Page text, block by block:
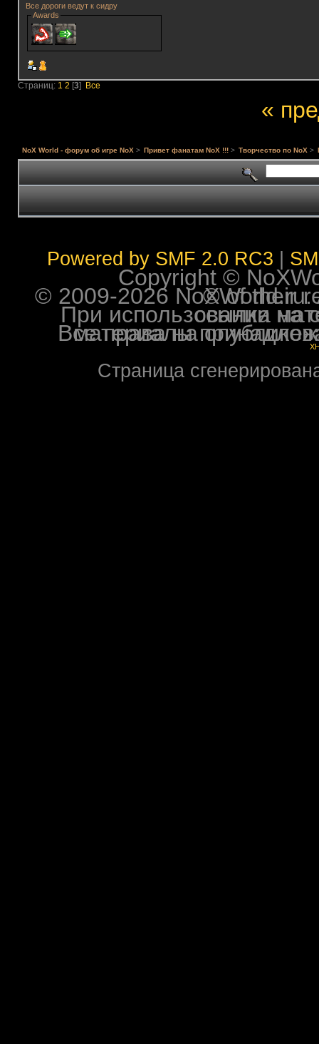
Все дороги ведут к сидру
Awards
Страниц: 1 2 [3] Все
«
NoX World - форум об игре NoX > Привет фанатам NoX !!! > Творчество по NoX >
Powered by SMF 2.0 RC3
Copyright ©
© 2009-2026 NoXWorld.ru. All
При использовании
Все права на опубликованные на форуме
Страница